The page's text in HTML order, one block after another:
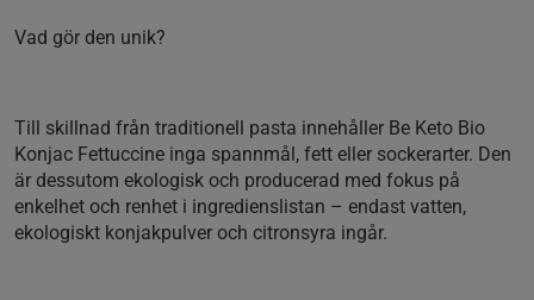
Vad gör den unik?
Till skillnad från traditionell pasta innehåller Be Keto Bio
Konjac Fettuccine inga spannmål, fett eller sockerarter. Den
är dessutom ekologisk och producerad med fokus på
enkelhet och renhet i ingredienslistan – endast vatten,
ekologiskt konjakpulver och citronsyra ingår.